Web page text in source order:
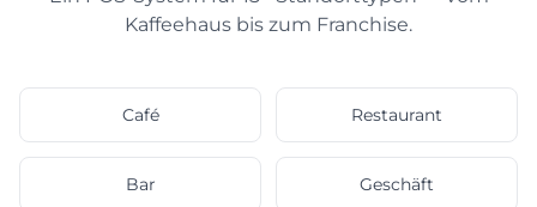
Kaffeehaus bis zum Franchise.
Café Restaurant
Bar Geschäft